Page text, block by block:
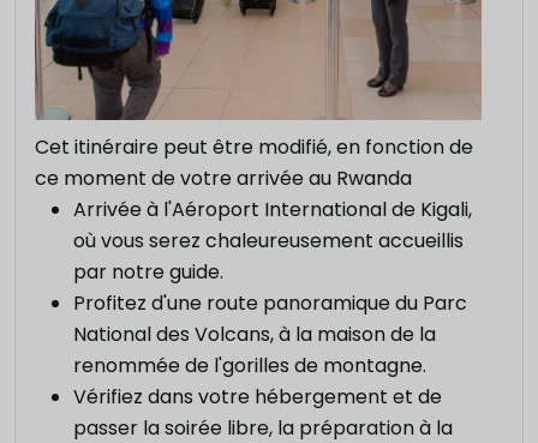
Cet itinéraire peut être modifié, en fonction de
ce moment de votre arrivée au Rwanda
Arrivée à l'Aéroport International de Kigali,
où vous serez chaleureusement accueillis
par notre guide.
Profitez d'une route panoramique du Parc
National des Volcans, à la maison de la
renommée de l'gorilles de montagne.
Vérifiez dans votre hébergement et de
passer la soirée libre, la préparation à la